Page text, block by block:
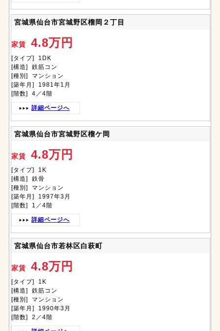
宮城県仙台市宮城野区榴岡２丁目
家賃 4.8万円
[タイプ] 1DK
[構造] 鉄筋コン
[種別] マンション
[築年月] 1981年1月
[階数] 4／4階
詳細ページへ
宮城県仙台市宮城野区榴ケ岡
家賃 4.8万円
[タイプ] 1K
[構造] 鉄骨
[種別] マンション
[築年月] 1997年3月
[階数] 1／4階
詳細ページへ
宮城県仙台市若林区白萩町
家賃 4.8万円
[タイプ] 1K
[構造] 鉄筋コン
[種別] マンション
[築年月] 1990年3月
[階数] 2／4階